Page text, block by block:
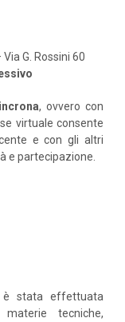
G. Rossini 60
, ovvero con
virtuale consente
e con gli altri
e partecipazione.
è stata effettuata
tecniche,